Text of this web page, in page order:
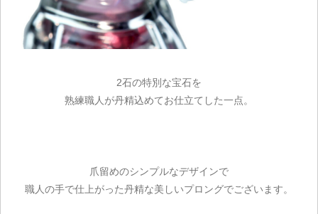
2石の特別な宝石を
熟練職人が丹精込めてお仕立てした一点。
爪留めのシンプルなデザインで
職人の手で仕上がった丹精な美しいプロングでございます。